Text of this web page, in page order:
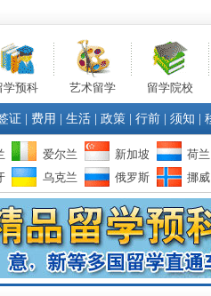
学预科 艺术留学 留学院校
证 费用 生活 政策 行前 须知
爱尔兰 新加坡 荷兰
乌克兰 俄罗斯 挪威